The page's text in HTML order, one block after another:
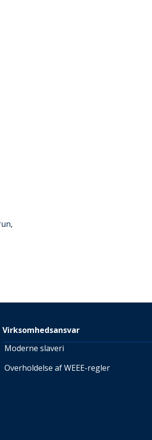
Virksomhedsansvar
Moderne slaveri
Overholdelse af WEEE-regler